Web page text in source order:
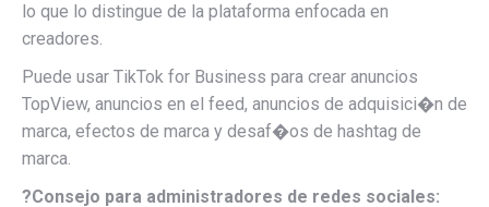
lo que lo distingue de la plataforma enfocada en
creadores.
Puede usar TikTok for Business para crear anuncios
TopView, anuncios en el feed, anuncios de adquisici�n de
marca, efectos de marca y desaf�os de hashtag de
marca.
?Consejo para administradores de redes sociales: